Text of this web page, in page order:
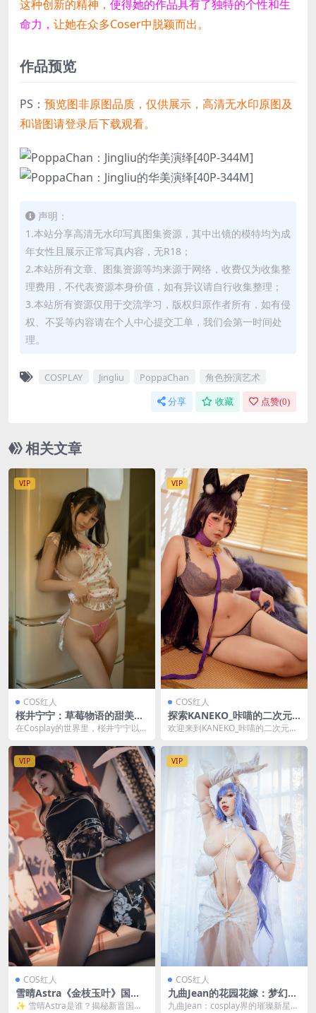
这种创新的精神， 使得她的作品具有了独特的个性和生
命力， 让她在众多Coser中脱颖而出。
作品预览
PS： 预览图非原图品质，仅供展示，高清无水印原图及
和谐图请登录后下载观看。
声明：
1.本站分享高清无水印写真图集资源，其中出镜的模特均为成
年女性且展示正常写真内容，无R18；
2.本站所有文章、图集资源等均来源于网络，收费仅为收集整
理费用，不代表资源本身价值，如有异议请自行收集整理；
3.本站所有资源仅用于交流学习，版权归原作者所有，如有侵
权、不妥等内容请在个人中心提交工单，我们会第一时间处
理。
COSPLAY Jingliu PoppaChan 角色扮演艺术
分享 收藏 点赞(0)
相关文章
VIP
COS红人
桜井宁宁：草莓物语的甜美演
绎[85P-710M]
在Cosplay的世界里，桜井宁宁以其
成为了众多粉...
VIP
COS红人
探索KANEKO_咔喵的二次元
魅力世界[40P-465MB]
欢迎来到KANEKO_咔喵的二次元世
以其独特的CO...
VIP
COS红人
雪晴Astra《金枝玉叶》国风c
os全解析｜古典美人&现代演
✨ 雪晴Astra是谁？揭秘新晋国风c
VIP
COS红人
九曲Jean的花园花嫁：梦幻般
的cosplay艺术[30P-474MB]
九曲Jean：cosplay界的璀璨新星